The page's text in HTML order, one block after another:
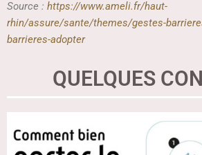
Source : https://www.ameli.fr/haut-
rhin/assure/sante/themes/gestes-
barrieres-adopter
QUELQUES